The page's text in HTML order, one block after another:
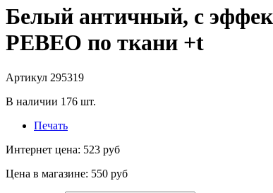
Белый античный, с
PEBEO по ткани +t
Артикул 295319
В наличии 176 шт.
Печать
Интернет цена: 523 руб
Цена в магазине: 550 руб